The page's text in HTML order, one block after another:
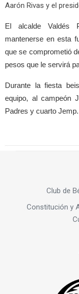
Aarón Rivas y el
El alcalde Valdés
mantenerse en esta
que se comprometió
pesos que le servirá
Durante la fiesta
equipo, al campeón
Padres y cuarto Jemp.
Club de
Constitución y